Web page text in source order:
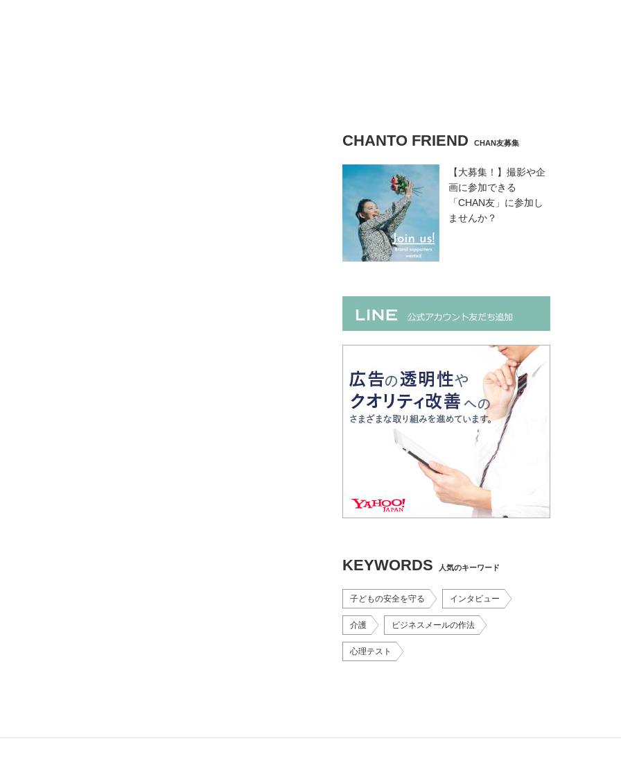
CHANTO FRIEND CHAN友募集
【大募集！】撮影や企
画に参加できる
「CHAN友」に参加し
ませんか？
KEYWORDS 人気のキーワード
子どもの安全を守る インタビュー
介護 ビジネスメールの作法
心理テスト